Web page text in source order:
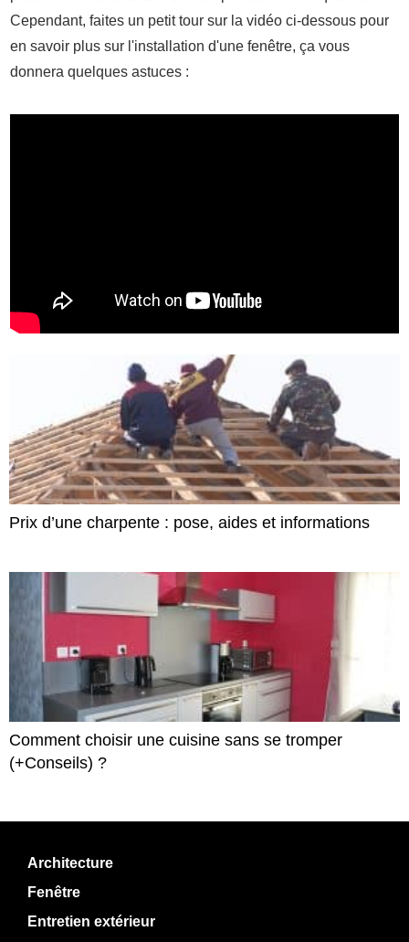
Cependant, faites un petit tour sur la vidéo ci-dessous pour
en savoir plus sur l'installation d'une fenêtre, ça vous
donnera quelques astuces :
Prix d’une charpente : pose, aides et informations
Comment choisir une cuisine sans se tromper
(+Conseils) ?
Architecture
Fenêtre
Entretien extérieur